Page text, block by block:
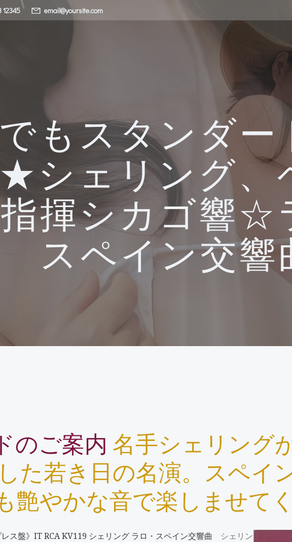
12345 email@yoursite.com
もスタンダー
シェリング、
揮シカゴ響☆
スペイン交響
のご案内 名手シェリング
た若き日の名演。スペイ
艶やかな音で楽しませて
ス盤》IT RCA KV119 シェリング ラロ・スペイン交響曲 シェリン